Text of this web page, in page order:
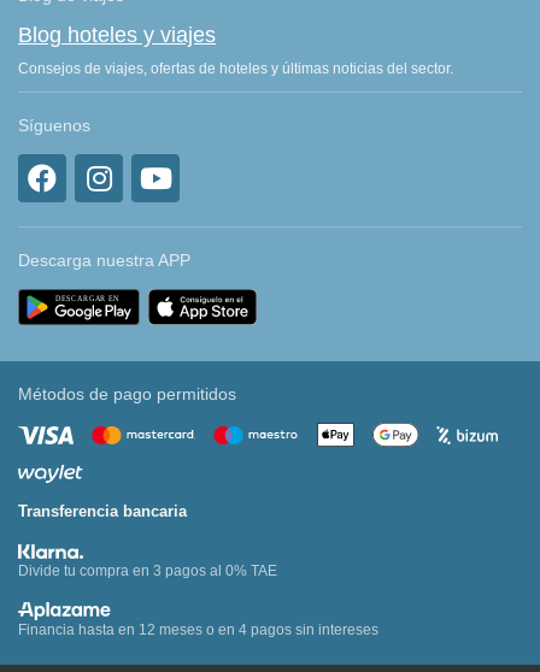
Blog hoteles y viajes
Consejos de viajes, ofertas de hoteles y últimas noticias del sector.
Síguenos
Descarga nuestra APP
Métodos de pago permitidos
Transferencia bancaria
Divide tu compra en 3 pagos al 0% TAE
Financia hasta en 12 meses o en 4 pagos sin intereses